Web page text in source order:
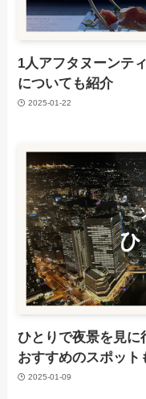
1人アフタヌーンテ
についても紹介
2025-01-22
ひとりで夜景を見に
おすすめのスポット
2025-01-09